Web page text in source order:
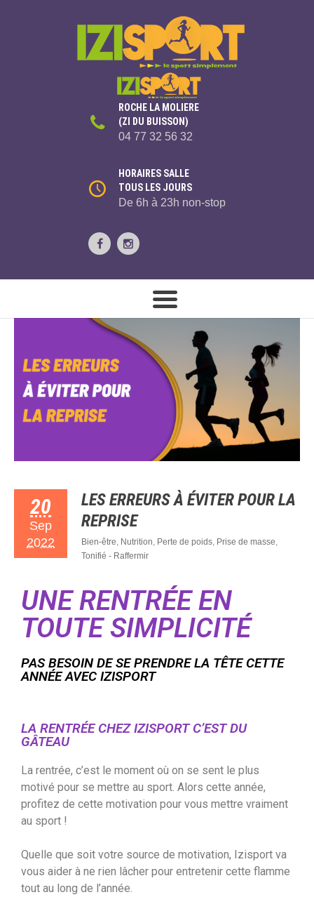
ROCHE LA MOLIERE
(ZI DU BUISSON)
04 77 32 56 32
HORAIRES SALLE
TOUS LES JOURS
De 6h à 23h non-stop
20
Sep
2022
LES ERREURS À ÉVITER POUR LA
REPRISE
Bien-être, Nutrition, Perte de poids, Prise de masse,
Tonifié - Raffermir
UNE RENTRÉE EN
TOUTE SIMPLICITÉ
PAS BESOIN DE SE PRENDRE LA TÊTE CETTE
ANNÉE AVEC IZISPORT
LA RENTRÉE CHEZ IZISPORT C’EST DU
GÂTEAU
La rentrée, c’est le moment où on se sent le plus
motivé pour se mettre au sport. Alors cette année,
profitez de cette motivation pour vous mettre vraiment
au sport !
Quelle que soit votre source de motivation, Izisport va
vous aider à ne rien lâcher pour entretenir cette flamme
tout au long de l’année.